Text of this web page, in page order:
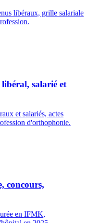
libéraux, grille salariale
salarié et
et salariés, actes
d'orthophonie.
concours,
en IFMK,